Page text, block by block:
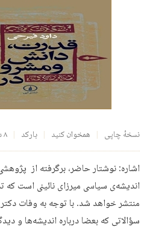
نسخهٔ چاپی همخوان کنید بارکد ۸ دقیقه
اشاره:‌ نوشتار حاضر، برگرفته از
اندیشه‌‌ی سیاسی میرزای نائینی است که
منتشر خواهد شد. با توجه به وفات
سؤالاتی که بعضا درباره اندیشه‌ها و